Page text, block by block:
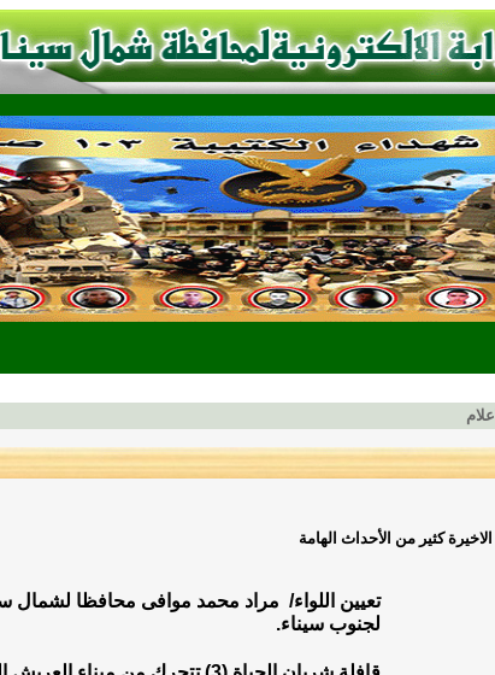
كثير من الأحداث الهامة
تعيين اللواء/ مراد محمد موافى محافظا لشمال
لجنوب سيناء.